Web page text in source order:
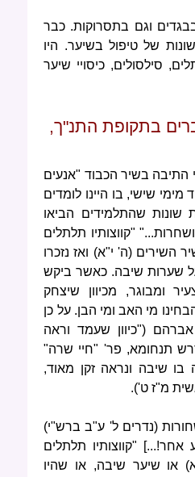
וגם בתסרוקות. כבר
של טיפול בשיער. היו
סילסולים, כיסויי שיער
בתקופת התנ"ך,
התיבה בשיר הכבוד "אנעים
שישי, בו היינו לומדים
שונות שהתלמידים הביאו
"קווצותיו תלתלים
השירים (ה' י"א) ואז נזכרו
שערות שיבה. כאשר ביקש
ומבוגר, מכיוון שיצחק
מי האב ומי הבן. על כן
("כיוון שעמד וראה
תנחומא, פר' "חיי שרה"
שיבה ונראה זקן מאוד,
מ"ז ט').
(נדרים ל' ע"ב ברש"י)
"קווצותיו תלתלים
או שיער שיבה, או שהיו